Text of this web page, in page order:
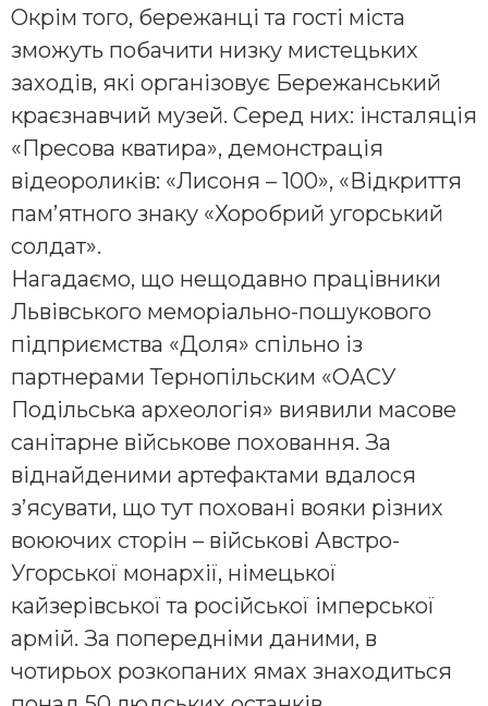
Окрім того, бережанці та гості міста
зможуть побачити низку мистецьких
заходів, які організовує Бережанський
краєзнавчий музей. Серед них: інсталяція
«Пресова кватира», демонстрація
відеороликів: «Лисоня – 100», «Відкриття
пам’ятного знаку «Хоробрий угорський
солдат».
Нагадаємо, що нещодавно працівники
Львівського меморіально-пошукового
підприємства «Доля» спільно із
партнерами Тернопільским «ОАСУ
Подільська археологія» виявили масове
санітарне військове поховання. За
віднайденими артефактами вдалося
з’ясувати, що тут поховані вояки різних
воюючих сторін – військові Австро-
Угорської монархії, німецької
кайзерівської та російської імперської
армій. За попередніми даними, в
чотирьох розкопаних ямах знаходиться